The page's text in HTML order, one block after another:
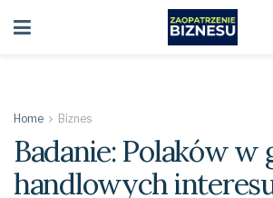
Home Biznes
Badanie: Polaków w
handlowych